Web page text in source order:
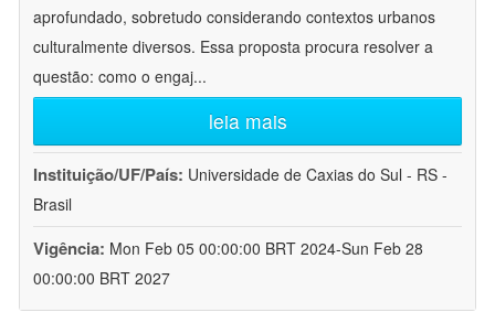
aprofundado, sobretudo considerando contextos urbanos
culturalmente diversos. Essa proposta procura resolver a
questão: como o engaj...
leia mais
Instituição/UF/País: Universidade de Caxias do Sul - RS -
Brasil
Vigência: Mon Feb 05 00:00:00 BRT 2024-Sun Feb 28
00:00:00 BRT 2027